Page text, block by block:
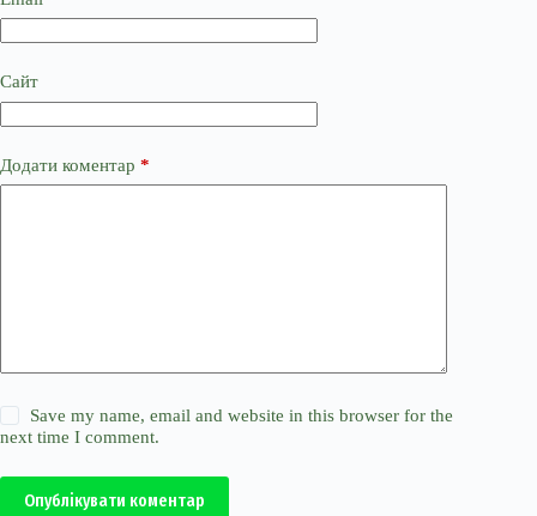
Сайт
Додати коментар *
Save my name, email and website in this browser for the
next time I comment.
Опублікувати коментар